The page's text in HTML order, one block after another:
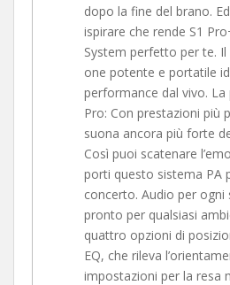
dopo la fine del brano.
ispirare che rende S1
System perfetto per te.
one potente e portatile
performance dal vivo. La
Pro: Con prestazioni più
suona ancora più forte
Così puoi scatenare
porti questo sistema PA
concerto. Audio per ogni
pronto per qualsiasi
quattro opzioni di
EQ, che rileva
impostazioni per la resa